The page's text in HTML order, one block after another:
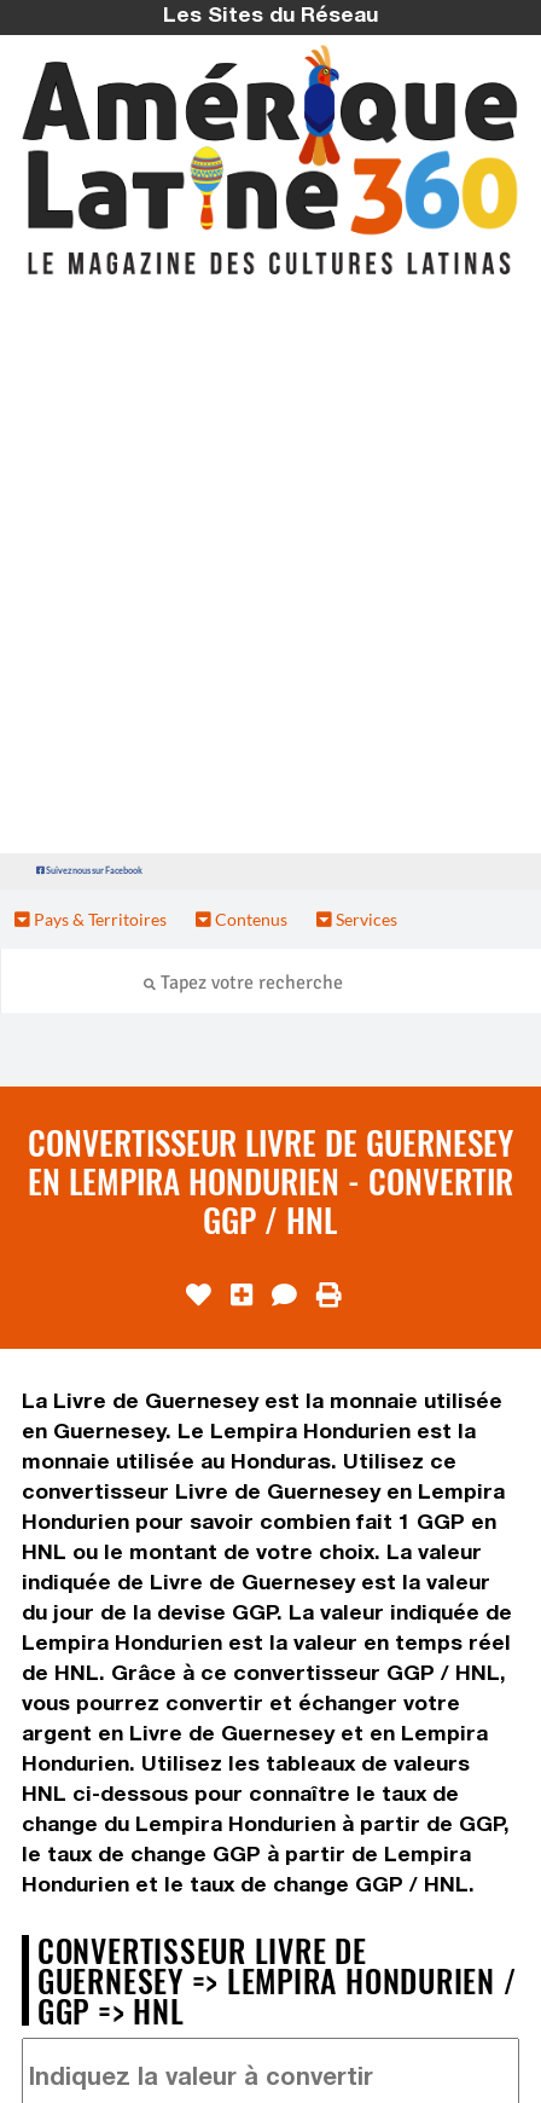
Les Sites du Réseau
Suivez nous sur Facebook
Pays & Territoires Contenus Services
CONVERTISSEUR LIVRE DE GUERNESEY
EN LEMPIRA HONDURIEN - CONVERTIR
GGP / HNL
La Livre de Guernesey est la monnaie utilisée
en Guernesey. Le Lempira Hondurien est la
monnaie utilisée au Honduras. Utilisez ce
convertisseur Livre de Guernesey en Lempira
Hondurien pour savoir combien fait 1 GGP en
HNL ou le montant de votre choix. La valeur
indiquée de Livre de Guernesey est la valeur
du jour de la devise GGP. La valeur indiquée de
Lempira Hondurien est la valeur en temps réel
de HNL. Grâce à ce convertisseur GGP / HNL,
vous pourrez convertir et échanger votre
argent en Livre de Guernesey et en Lempira
Hondurien. Utilisez les tableaux de valeurs
HNL ci-dessous pour connaître le taux de
change du Lempira Hondurien à partir de GGP,
le taux de change GGP à partir de Lempira
Hondurien et le taux de change GGP / HNL.
CONVERTISSEUR LIVRE DE
GUERNESEY => LEMPIRA HONDURIEN /
GGP => HNL